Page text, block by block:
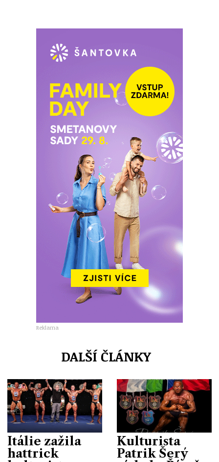
Reklama
DALŠÍ ČLÁNKY
Itálie zažila
hattrick
Kulturista
Patrik Šerý